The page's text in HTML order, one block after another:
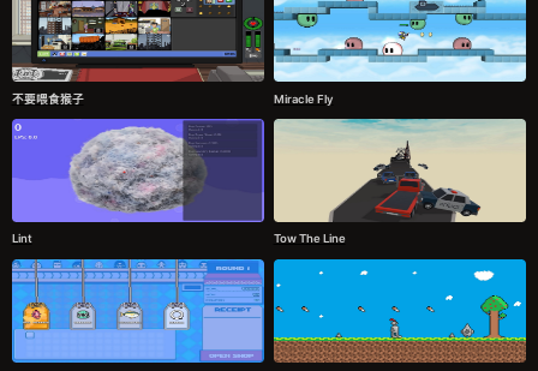
不要喂食猴子 Miracle Fly
Lint Tow The Line